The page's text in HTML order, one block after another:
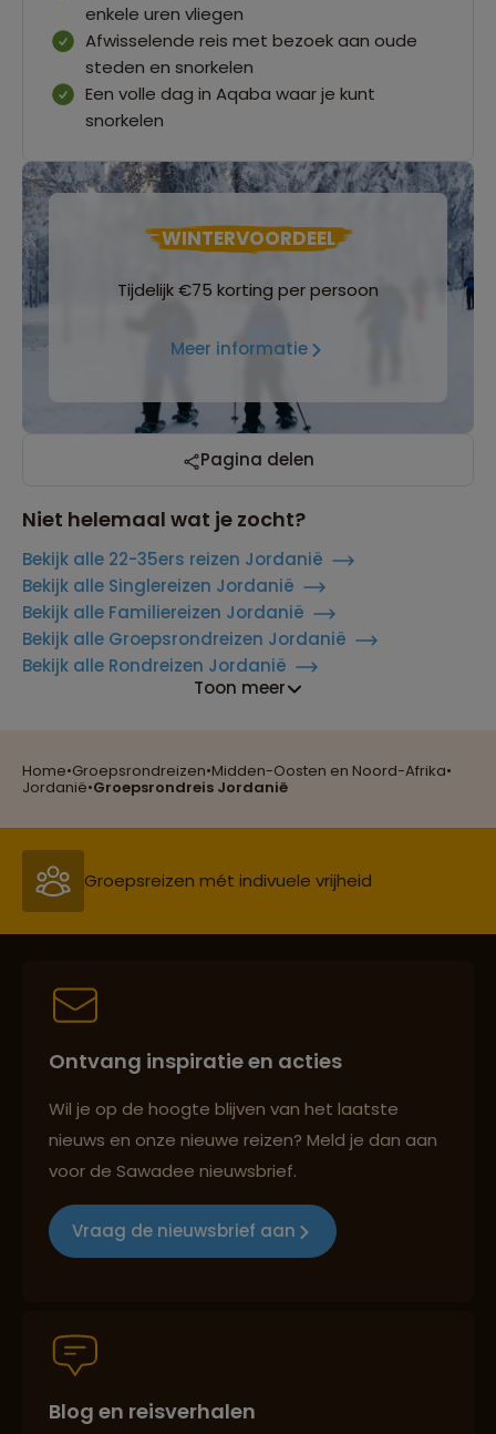
Home•Groepsrondreizen•Midden-Oosten en Noord-Afrika•
Jordanië•Groepsrondreis Jordanië
enkele uren vliegen
Afwisselende reis met bezoek aan oude
steden en snorkelen
Een volle dag in Aqaba waar je kunt
snorkelen
WINTERVOORDEEL
Tijdelijk €75 korting per persoon
Meer informatie
Pagina delen
Niet helemaal wat je zocht?
Bekijk alle 22-35ers reizen Jordanië
Bekijk alle Singlereizen Jordanië
Bekijk alle Familiereizen Jordanië
Bekijk alle Groepsrondreizen Jordanië
Bekijk alle Rondreizen Jordanië
Toon meer
Reizen met oog voor mens, cultuur en milieu
Groepsreizen mét indivuele vrijheid
Persoonlijk en deskundig reisadvies
Reizen met oog voor mens, cultuur en milieu
Persoonlijk en deskundig reisadvies
Ontvang inspiratie en acties
Wil je op de hoogte blijven van het laatste
nieuws en onze nieuwe reizen? Meld je dan aan
voor de Sawadee nieuwsbrief.
Vraag de nieuwsbrief aan
Blog en reisverhalen